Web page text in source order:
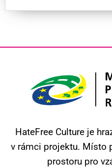
HateFree Culture je
v rámci projektu. Místo
prostoru pro